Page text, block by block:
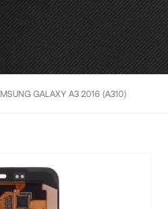
GALAXY A3 2016 (A310)